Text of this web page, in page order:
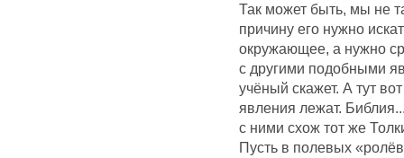
Так может быть, мы не
причину его нужно
окружающее, а нужно
с другими подобными
учёный скажет. А тут
явления лежат.
с ними схож тот же
Пусть в полевых